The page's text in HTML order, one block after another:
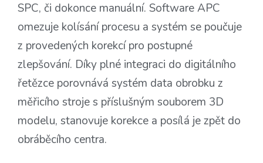
SPC, či dokonce manuální. Software APC
omezuje kolísání procesu a systém se poučuje
z provedených korekcí pro postupné
zlepšování. Díky plné integraci do digitálního
řetězce porovnává systém data obrobku z
měřicího stroje s příslušným souborem 3D
modelu, stanovuje korekce a posílá je zpět do
obráběcího centra.